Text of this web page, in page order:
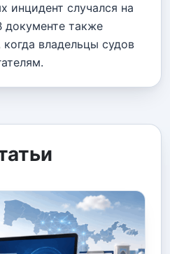
инцидент случался на
документе также
владельцы судов